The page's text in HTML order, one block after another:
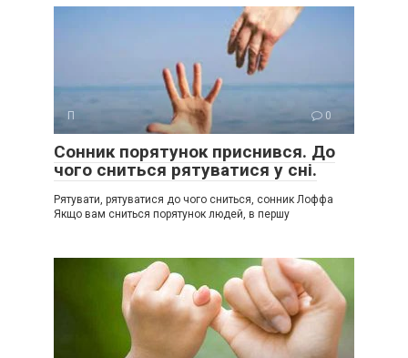
П 0
Сонник порятунок приснився. До
чого сниться рятуватися у сні.
Рятувати, рятуватися до чого сниться, сонник Лоффа
Якщо вам сниться порятунок людей, в першу